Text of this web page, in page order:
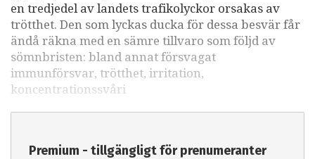
en tredjedel av landets trafikolyckor orsakas av
trötthet. Den som lyckas ducka för dessa besvär får
ändå räkna med en sämre tillvaro som följd av
sömnbristen: bland annat försvagat
immunförsvar, trötthet, irritation,
koncentrationssvåri
Premium - tillgängligt för prenumeranter